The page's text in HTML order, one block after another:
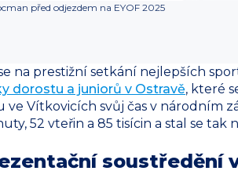
před odjezdem na EYOF 2025
na prestižní setkání nejlepších
dorostu a juniorů v Ostravě, které
ve Vítkovicích svůj čas v národním
52 vteřin a 85 tisícin a stal se
soustředění